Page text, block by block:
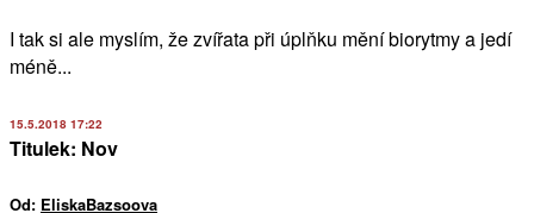
I tak si ale myslím, že zvířata při úplňku mění biorytmy a jedí
méně...
15.5.2018 17:22
Titulek: Nov
Od: EliskaBazsoova